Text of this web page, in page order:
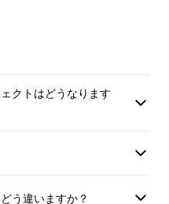
新製品をご提案しま
クトはどうなります
う違いますか？